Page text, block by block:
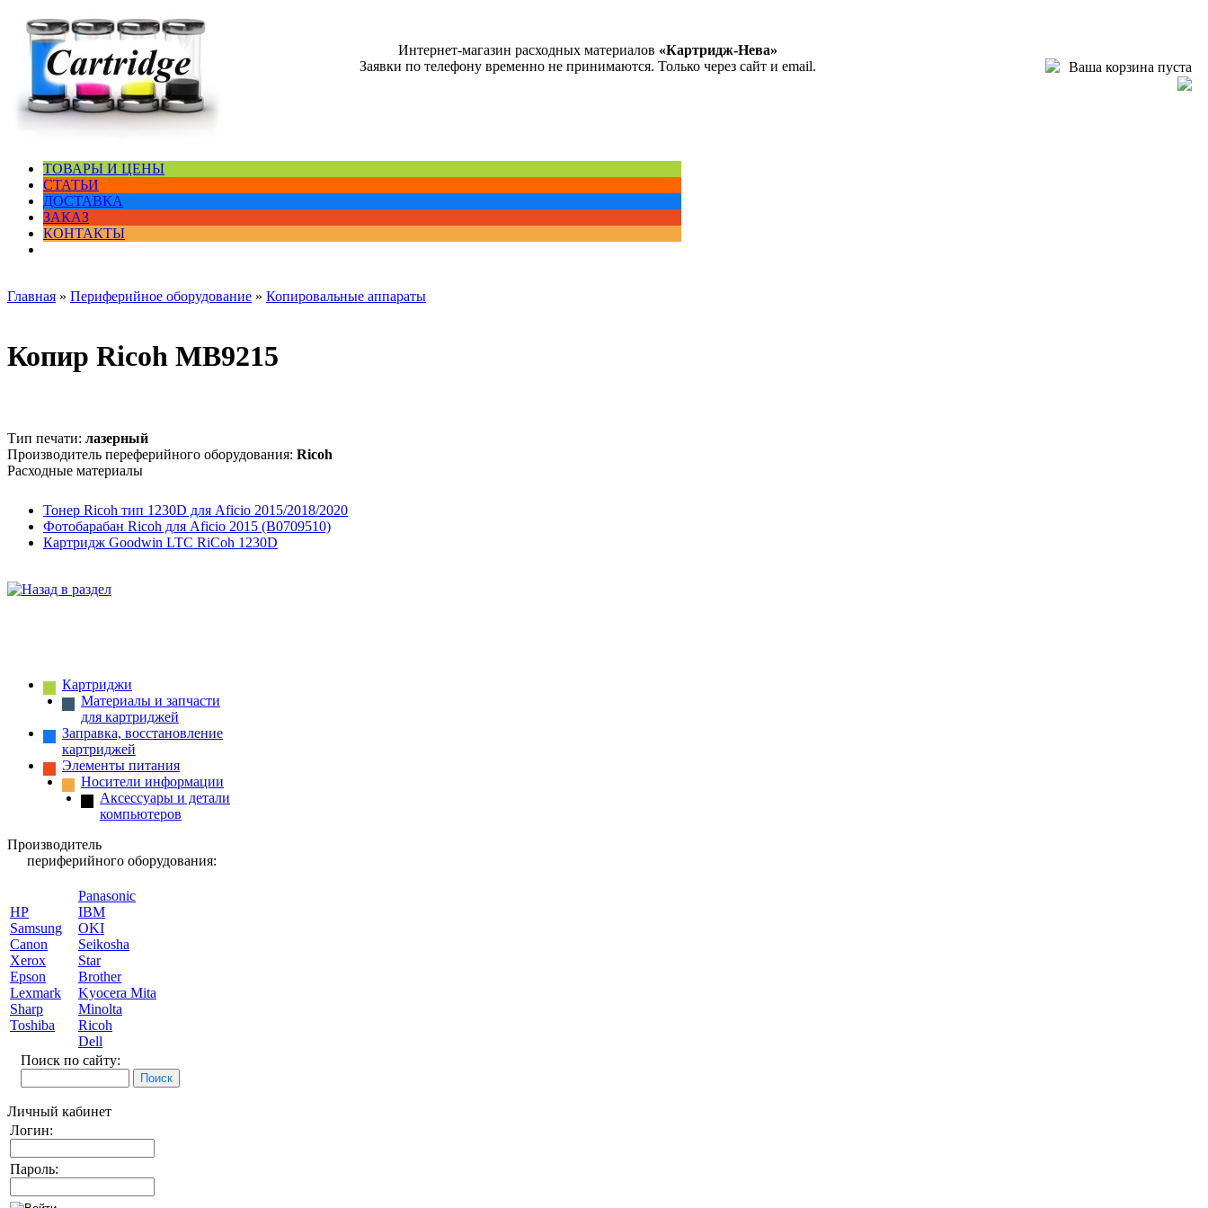
Интернет-магазин расходных материалов «Картридж-Нева»
Заявки по телефону временно не принимаются. Только через сайт и email.
Ваша корзина пуста
ТОВАРЫ И ЦЕНЫ
СТАТЬИ
ДОСТАВКА
ЗАКАЗ
КОНТАКТЫ
Главная » Периферийное оборудование » Копировальные аппараты
Копир Ricoh MB9215
Тип печати: лазерный
Производитель переферийного оборудования: Ricoh
Расходные материалы
Тонер Ricoh тип 1230D для Aficio 2015/2018/2020
Фотобарабан Ricoh для Aficio 2015 (B0709510)
Картридж Goodwin LTC RiCoh 1230D
Картриджи
Материалы и запчасти
для картриджей
Заправка, восстановление
картриджей
Элементы питания
Носители информации
Аксессуары и детали
компьютеров
Производитель
периферийного оборудования:
HP
Samsung
Canon
Xerox
Epson
Lexmark
Sharp
Toshiba
Panasonic
IBM
OKI
Seikosha
Star
Brother
Kyocera Mita
Minolta
Ricoh
Dell
Поиск по сайту:
Личный кабинет
Логин:
Пароль: